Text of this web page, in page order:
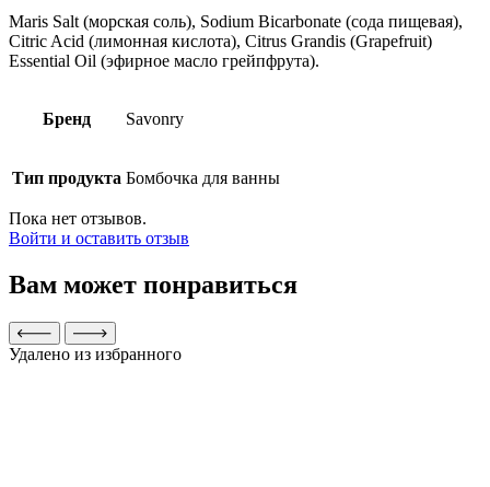
Maris Salt (морская соль), Sodium Вicarbonate (сода пищевая),
Citric Acid (лимонная кислота), Citrus Grandis (Grapefruit)
Essential Oil (эфирное масло грейпфрута).
Бренд Savonry
Тип продукта Бомбочка для ванны
Пока нет отзывов.
Войти и оставить отзыв
Вам может понравиться
Удалено из избранного